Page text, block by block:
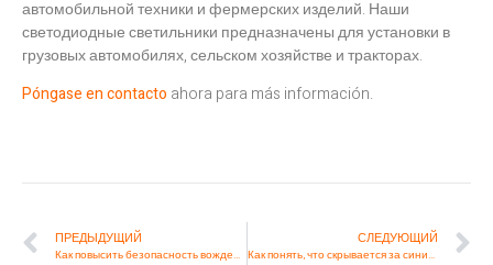
автомобильной техники и фермерских изделий. Наши
светодиодные светильники предназначены для установки в
грузовых автомобилях, сельском хозяйстве и тракторах.
Póngase en contacto ahora para más información.
ПРЕДЫДУЩИЙ
Как повысить безопасность вождения в ночное время с помощью светодиодных фар Magnum
СЛЕДУЮЩИЙ
Как понять, что скрывается за синими и красными светодиодами в сигнальных огнях